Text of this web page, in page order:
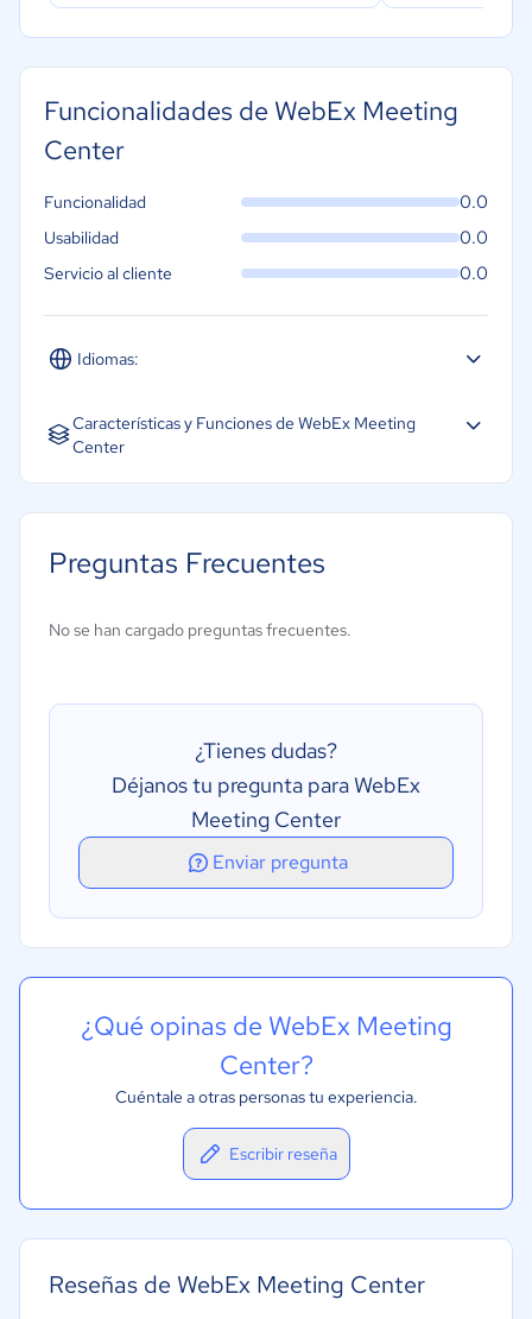
Funcionalidades de WebEx Meeting
Center
Idiomas:
Español Inglés Portugués
Funcionalidad 0.0
Usabilidad 0.0
Servicio al cliente 0.0
Características y Funciones de WebEx Meeting
Center
Creación de marca personalizable
Participación de audiencias
Producción de streaming en vivo
Seguimiento del comportamiento
Preguntas Frecuentes
No se han cargado preguntas frecuentes.
¿Tienes dudas?
Déjanos tu pregunta para WebEx
Meeting Center
Enviar pregunta
¿Qué opinas de WebEx Meeting
Center?
Cuéntale a otras personas tu experiencia.
Escribir reseña
Reseñas de WebEx Meeting Center